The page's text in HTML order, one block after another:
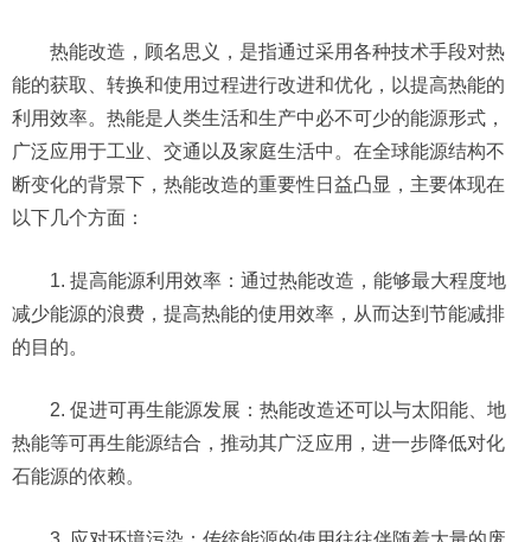
热能改造，顾名思义，是指通过采用各种技术手段对热
能的获取、转换和使用过程进行改进和优化，以提高热能的
利用效率。热能是人类生活和生产中必不可少的能源形式，
广泛应用于工业、交通以及家庭生活中。在全球能源结构不
断变化的背景下，热能改造的重要性日益凸显，主要体现在
以下几个方面：
1. 提高能源利用效率：通过热能改造，能够最大程度地
减少能源的浪费，提高热能的使用效率，从而达到节能减排
的目的。
2. 促进可再生能源发展：热能改造还可以与太阳能、地
热能等可再生能源结合，推动其广泛应用，进一步降低对化
石能源的依赖。